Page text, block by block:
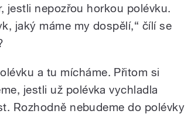
jestli nepozřou horkou polévku.
jaký máme my dospělí,“ čílí se
a tu mícháme. Přitom si
jestli už polévka vychladla
Rozhodně nebudeme do polévky